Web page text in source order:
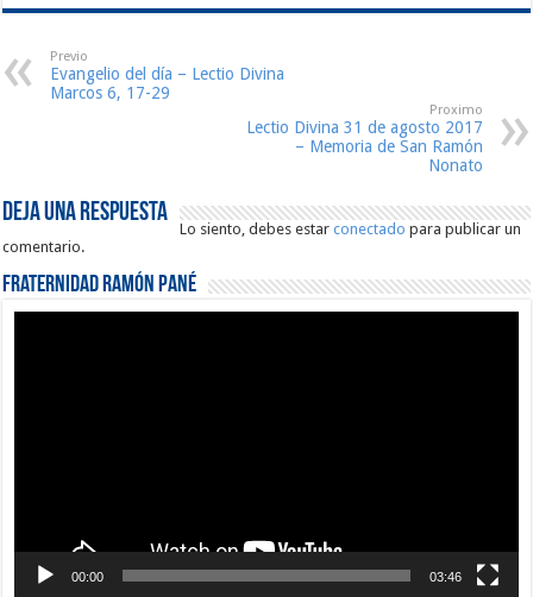
Previo
Evangelio del día – Lectio Divina
Marcos 6, 17-29
Proximo
Lectio Divina 31 de agosto 2017
– Memoria de San Ramón
Nonato
Deja una respuesta
Lo siento, debes estarconectado para publicar un
comentario.
Fraternidad Ramón Pané
00:00 03:46